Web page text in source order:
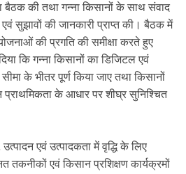
बैठक की तथा गन्ना किसानों के साथ संवाद
सुझावों की जानकारी प्राप्त की। बैठक में
योजनाओं की प्रगति की समीक्षा करते हुए
कि गन्ना किसानों का डिजिटल एवं
सीमा के भीतर पूर्ण किया जाए तथा किसानों
के आधार पर शीघ्र सुनिश्चित
एवं उत्पादकता में वृद्धि के लिए
एवं किसान प्रशिक्षण कार्यक्रमों